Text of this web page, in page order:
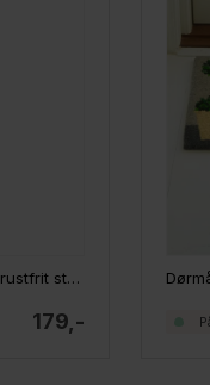
Derrière la Porte drikkedunk i rustfrit stål - NOMADE, Dragon Fruit
179,-